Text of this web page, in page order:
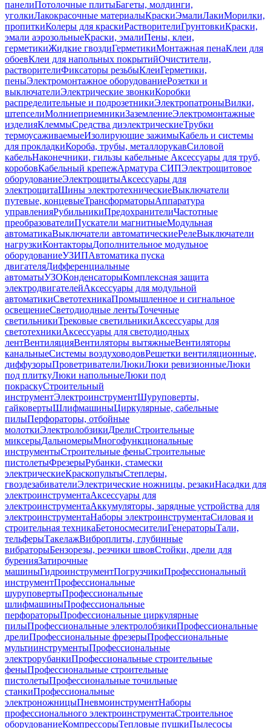
панелиПотолочные плитыБагеты, молдинги,
уголкиЛакокрасочные материалыКраскиЭмалиЛакиМорилки,
пропиткиКолеры для краскиРастворителиГрунтовкиКраски,
эмали аэрозольныеКраски, эмалиПены, клеи,
герметикиЖидкие гвоздиГерметикиМонтажная пенаКлеи для
обоевКлеи для напольных покрытийОчистители,
растворителиФиксаторы резьбыКлеиГерметики,
пеныЭлектромонтажное оборудованиеРозетки и
выключателиЭлектрические звонкиКоробки
распределительные и подрозетникиЭлектропатроныВилки,
штепселиМолниеприемникиЗаземлениеЭлектромонтажные
изделияКлеммыСредства диэлектрическиеТрубки
термоусаживаемыеИзолирующие зажимыКабель и системы
для прокладкиКороба, трубы, металлорукавСиловой
кабельНаконечники, гильзы кабельные Аксессуары для труб,
коробовКабельный крепежАрматура СИПЭлектрощитовое
оборудованиеЭлектрощитыАксессуары для
электрощитаШины электротехническиеВыключатели
путевые, концевыеТрансформаторыАппаратура
управленияРубильникиПредохранителиЧастотные
преобразователиПускатели магнитныеМодульная
автоматикаВыключатели автоматическиеРелеВыключатели
нагрузкиКонтакторыДополнительное модульное
оборудованиеУЗИПАвтоматика пуска
двигателяДифференциальные
автоматыУЗОКонденсаторыКомплексная защита
электродвигателейАксессуары для модульной
автоматикиСветотехникаПромышленное и сигнальное
освещениеСветодиодные лентыТочечные
светильникиТрековые светильникиАксессуары для
светотехникиАксессуары для светодиодных
лентВентиляцияВентиляторы вытяжныеВентиляторы
канальныеСистемы воздуховодовРешетки вентиляционные,
диффузорыПроветривателиЛюкиЛюки ревизионныеЛюки
под плиткуЛюки напольныеЛюки под
покраскуСтроительный
инструментЭлектроинструментШуруповерты,
гайковертыШлифмашиныЦиркулярные, сабельные
пилыПерфораторы, отбойные
молоткиЭлектролобзикиДрелиСтроительные
миксерыДальномерыМногофункциональные
инструментыСтроительные феныСтроительные
пистолетыФрезерыРубанки, стамески
электрическиеКраскопультыСтеплеры,
гвоздезабивателиЭлектрические ножницы, резакиНасадки для
электроинструментаАксессуары для
электроинструментаАккумуляторы, зарядные устройства для
электроинструментаНаборы электроинструментаСиловая и
строительная техникаБетоносмесителиГенераторыТали,
тельферыТакелажВиброплиты, глубинные
вибраторыБензорезы, резчики швовСтойки, дрели для
буренияЗатирочные
машиныГидроинструментПогрузчикиПрофессиональный
инструментПрофессиональные
шуруповертыПрофессиональные
шлифмашиныПрофессиональные
перфораторыПрофессиональные циркулярные
пилыПрофессиональные электролобзикиПрофессиональные
дрелиПрофессиональные фрезерыПрофессиональные
мультиинструментыПрофессиональные
электрорубанкиПрофессиональные строительные
феныПрофессиональные строительные
пистолетыПрофессиональные точильные
станкиПрофессиональные
электроножницыПневмоинструментНаборы
профессионального электроинструментаСтроительное
оборудованиеКомпрессорыТепловые пушкиПылесосы